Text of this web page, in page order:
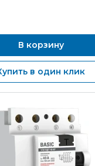
В корзину
в один клик